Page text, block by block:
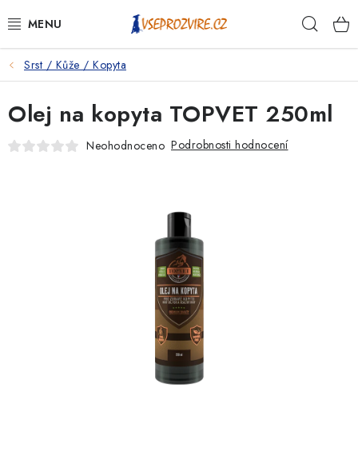
na
PSI
KOČKY
KONĚ
KRÁLÍCI/HLODAVCI/PTÁCI
Srst / Kůže / Kopyta
Olej na kopyta TOPVET 250ml
Neohodnoceno Podrobnosti hodnocení